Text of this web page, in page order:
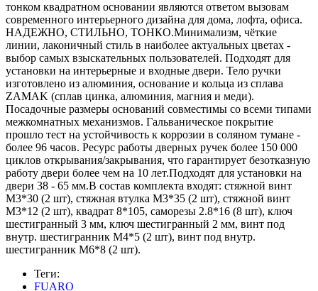
тонком квадратном основании являются ответом вызовам
современного интерьерного дизайна для дома, лофта, офиса.
НАДЕЖНО, СТИЛЬНО, ТОНКО.Минимализм, чёткие
линии, лаконичный стиль в наиболее актуальных цветах -
выбор самых взыскательных пользователей. Подходят для
установки на интерьерные и входные двери. Тело ручки
изготовлено из алюминия, основание и кольца из сплава
ZAMAK (сплав цинка, алюминия, магния и меди).
Посадочные размеры оснований совместимы со всеми типами
межкомнатных механизмов. Гальваническое покрытие
прошло тест на устойчивость к коррозии в соляном тумане -
более 96 часов. Ресурс работы дверных ручек более 150 000
циклов открывания/закрывания, что гарантирует безотказную
работу двери более чем на 10 лет.Подходят для установки на
двери 38 - 65 мм.В состав комплекта входят: стяжной винт
М3*30 (2 шт), стяжная втулка М3*35 (2 шт), стяжной винт
М3*12 (2 шт), квадрат 8*105, саморезы 2.8*16 (8 шт), ключ
шестигранный 3 мм, ключ шестигранный 2 мм, винт под
внутр. шестигранник М4*5 (2 шт), винт под внутр.
шестигранник М6*8 (2 шт).
Теги:
FUARO